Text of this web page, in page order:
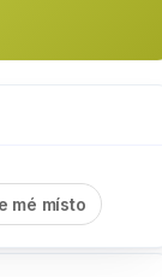
mé místo